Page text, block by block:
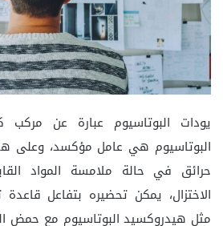
يودات البوتاسيوم عبارة عن مركب
البوتاسيوم هي عامل مؤكسد، وعلى
حرائق في حالة ملامسة المواد
الاختزال، يمكن تحضيره بتفاعل
مثل هيدروكسيد البوتاسيوم مع حمض